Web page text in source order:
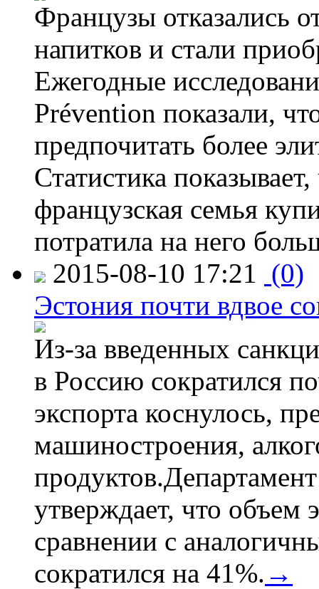
Французы отказались
напитков и стали
Ежегодные
Prévention показали,
предпочитать более
Статистика
французская семья
потратила на него
2015-08-10 17:21 (0)
Эстония почти вдвое
Из-за введенных
в Россию сократился
экспорта коснулось,
машиностроения,
утверждает, что объем
сравнении с
сократился на 41%. →